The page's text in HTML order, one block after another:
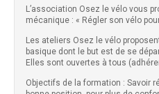
L’association Osez le vélo vous
mécanique : « Régler son vélo
Les ateliers Osez le vélo
basique dont le but est de se
Elles sont ouvertes à tous
Objectifs de la formation : Savoir